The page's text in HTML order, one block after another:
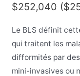
$252,040
Le BLS définit
qui traitent les
difformités par
mini-invasives ou